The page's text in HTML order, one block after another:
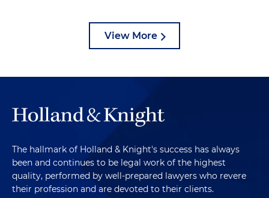
View More
The hallmark of Holland & Knight's success has always
been and continues to be legal work of the highest
quality, performed by well-prepared lawyers who revere
their profession and are devoted to their clients.